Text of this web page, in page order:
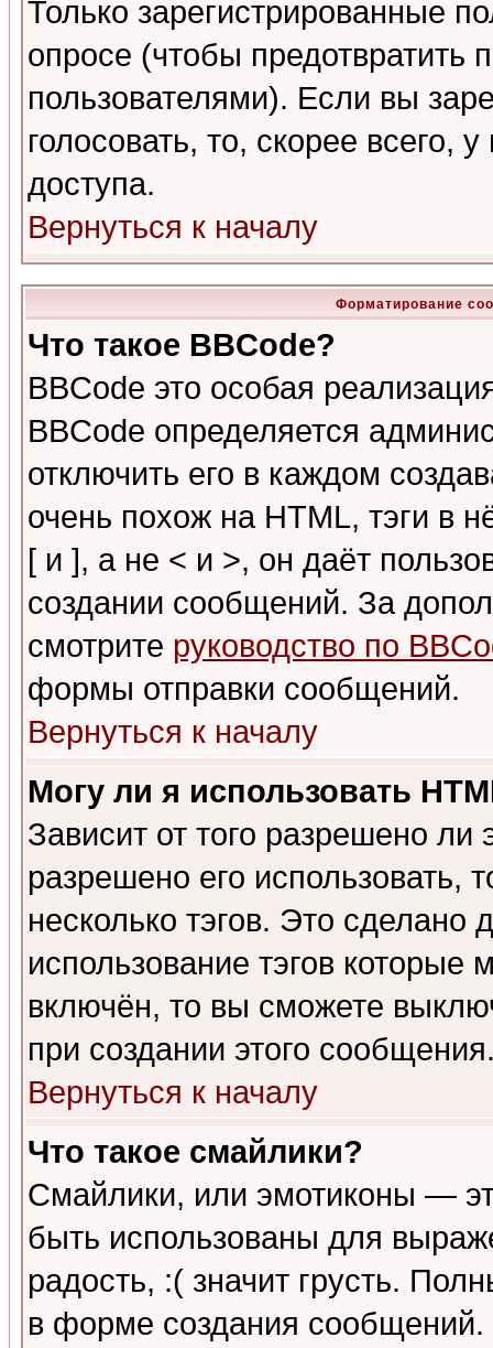
Только зарегистрированные
опросе (чтобы предотвратить
пользователями). Если вы
голосовать, то, скорее всего,
доступа.
Вернуться к началу
Форматирование
Что такое BBCode?
BBCode это особая
BBCode определяется
отключить его в каждом
очень похож на HTML, тэги в
[ и ], а не < и >, он даёт
создании сообщений. За
смотрите руководство по
формы отправки сообщений.
Вернуться к началу
Могу ли я использовать
Зависит от того разрешено
разрешено его использовать,
несколько тэгов. Это сделано
использование тэгов
включён, то вы сможете
при создании этого
Вернуться к началу
Что такое смайлики?
Смайлики, или эмотиконы —
быть использованы для
радость, :( значит грусть.
в форме создания сообщений.